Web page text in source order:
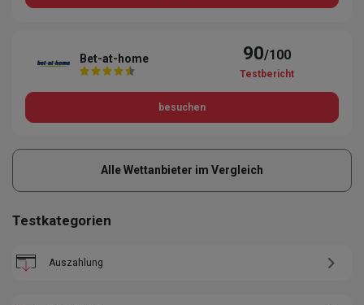
Bet-at-home 90/100
Testbericht
besuchen
Alle Wettanbieter im Vergleich
Testkategorien
Auszahlung